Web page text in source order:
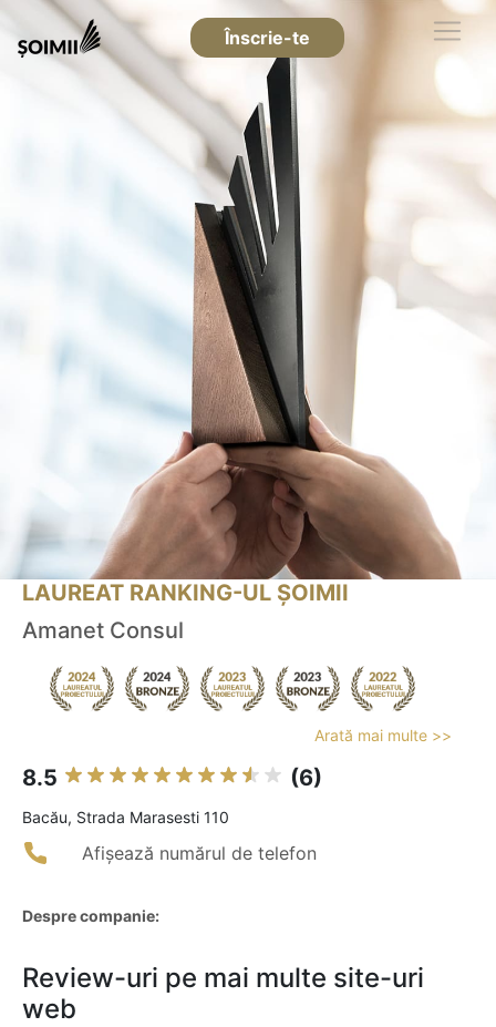
Înscrie-te
LAUREAT RANKING-UL ȘOIMII
Amanet Consul
Arată mai multe >>
8.5 (6)
Bacău, Strada Marasesti 110
Afișează numărul de telefon
Despre companie:
Review-uri pe mai multe site-uri
web